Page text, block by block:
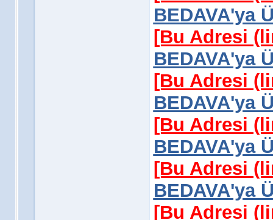
BEDAVA'ya
[Bu Adresi
BEDAVA'ya
[Bu Adresi
BEDAVA'ya
[Bu Adresi
BEDAVA'ya
[Bu Adresi
BEDAVA'ya
[Bu Adresi